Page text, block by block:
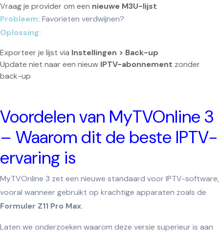
Vraag je provider om een nieuwe M3U-lijst
Probleem: Favorieten verdwijnen?
Oplossing:
Exporteer je lijst via Instellingen > Back-up
Update niet naar een nieuw IPTV-abonnement zonder
back-up
Voordelen van MyTVOnline 3
– Waarom dit de beste IPTV-
ervaring is
MyTVOnline 3 zet een nieuwe standaard voor IPTV-software,
vooral wanneer gebruikt op krachtige apparaten zoals de
Formuler Z11 Pro Max.
Laten we onderzoeken waarom deze versie superieur is aan